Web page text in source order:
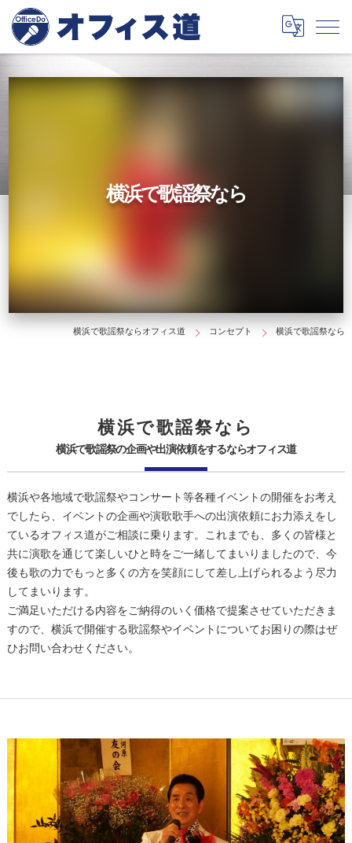
横浜で歌謡祭なら
横浜で歌謡祭ならオフィス道 コンセプト 横浜で歌謡祭なら
横浜で歌謡祭の企画や出演依頼をするならオフィス道
横浜で歌謡祭なら
横浜や各地域で歌謡祭やコンサート等各種イベントの開催をお考え
でしたら、イベントの企画や演歌歌手への出演依頼にお力添えをし
ているオフィス道がご相談に乗ります。これまでも、多くの皆様と
共に演歌を通じて楽しいひと時をご一緒してまいりましたので、今
後も歌の力でもっと多くの方を笑顔にして差し上げられるよう尽力
してまいります。
ご満足いただける内容をご納得のいく価格で提案させていただきま
すので、横浜で開催する歌謡祭やイベントについてお困りの際はぜ
ひお問い合わせください。